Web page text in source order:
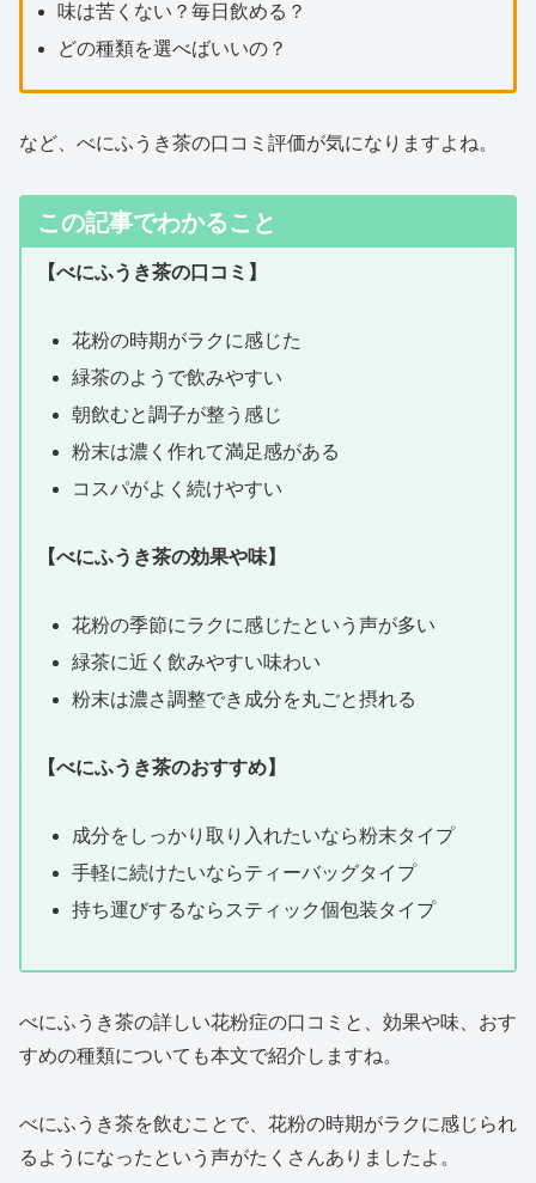
味は苦くない？毎日飲める？
どの種類を選べばいいの？
など、べにふうき茶の口コミ評価が気になりますよね。
この記事でわかること
【べにふうき茶の口コミ】
花粉の時期がラクに感じた
緑茶のようで飲みやすい
朝飲むと調子が整う感じ
粉末は濃く作れて満足感がある
コスパがよく続けやすい
【べにふうき茶の効果や味】
花粉の季節にラクに感じたという声が多い
緑茶に近く飲みやすい味わい
粉末は濃さ調整でき成分を丸ごと摂れる
【べにふうき茶のおすすめ】
成分をしっかり取り入れたいなら粉末タイプ
手軽に続けたいならティーバッグタイプ
持ち運びするならスティック個包装タイプ
べにふうき茶の詳しい花粉症の口コミと、効果や味、おす
すめの種類についても本文で紹介しますね。
べにふうき茶を飲むことで、花粉の時期がラクに感じられ
るようになったという声がたくさんありましたよ。